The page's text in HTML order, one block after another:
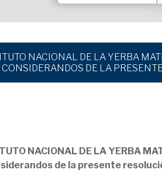
NACIONAL DE LA YERBA
DE LA
NACIONAL DE LA YERBA
de la presente